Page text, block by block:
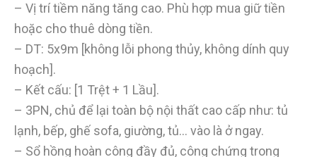
– Vị trí tiềm năng tăng cao. Phù hợp mua giữ tiền
hoặc cho thuê dòng tiền.
– DT: 5x9m [không lỗi phong thủy, không dính quy
hoạch].
– Kết cấu: [1 Trệt + 1 Lầu].
– 3PN, chủ để lại toàn bộ nội thất cao cấp như: tủ
lạnh, bếp, ghế sofa, giường, tủ… vào là ở ngay.
– Sổ hồng hoàn công đầy đủ, công chứng trong